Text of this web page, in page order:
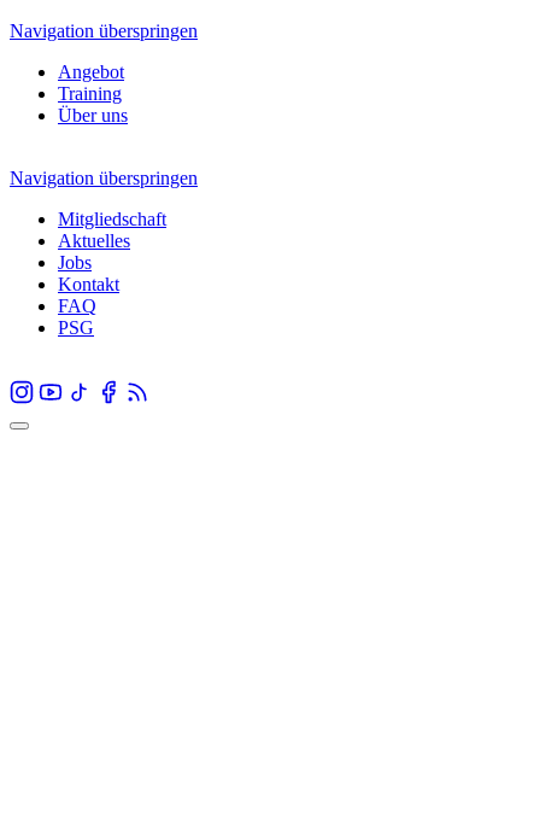
Navigation überspringen
Angebot
Training
Über uns
Navigation überspringen
Mitgliedschaft
Aktuelles
Jobs
Kontakt
FAQ
PSG